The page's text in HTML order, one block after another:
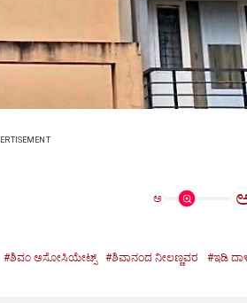
ಅ
#ಶಿವಂ ಅಸೋಸಿಯೇಟ್ಸ್ #ಶಿವಾನಂದ ನೀಲಣ್ಣವರ #ಇಡಿ